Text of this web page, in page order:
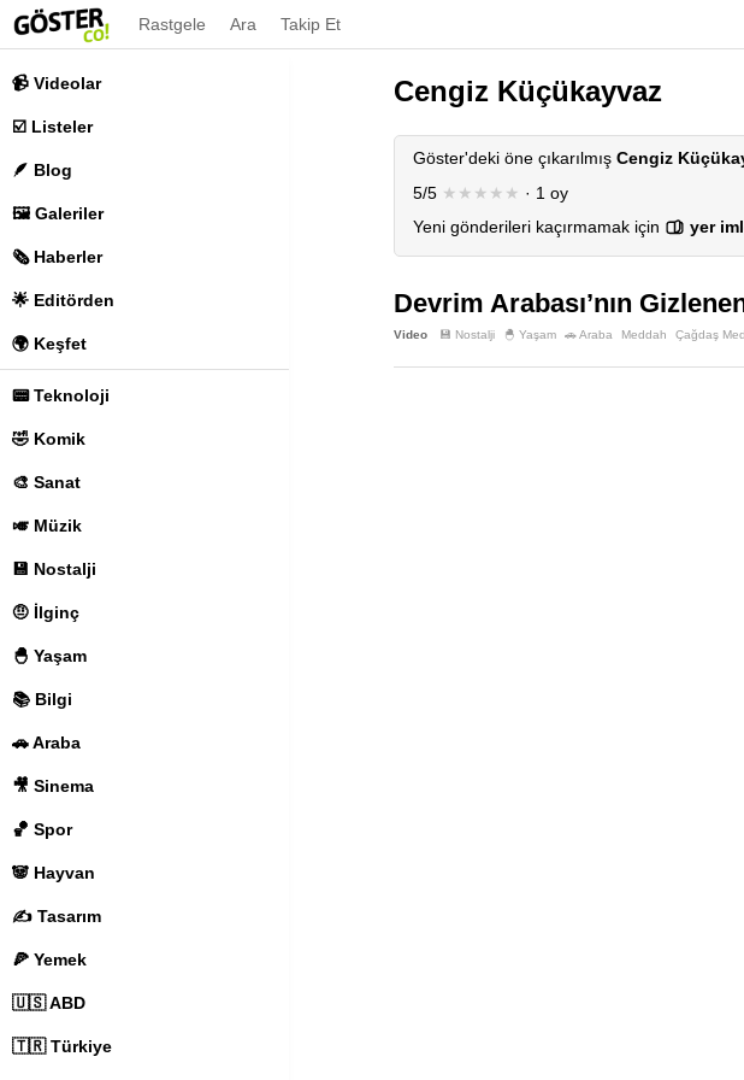
📹 Videolar
☑️ Listeler
🪶 Blog
🖼️ Galeriler
🗞️ Haberler
🌟 Editörden
🌍 Keşfet
📟 Teknoloji
🤣 Komik
🎨 Sanat
🎺 Müzik
💾 Nostalji
🤨 İlginç
🐣 Yaşam
📚 Bilgi
🚗 Araba
🎥 Sinema
🏀 Spor
🐼 Hayvan
✍️ Tasarım
🍕 Yemek
🇺🇸 ABD
🇹🇷 Türkiye
Rastgele Ara Takip Et
Cengiz Küçükayvaz
Göster'deki öne çıkarılmış Cengiz
5/5 ★★★★★ · 1 oy
Yeni gönderileri kaçırmamak için
yer
Devrim Arabası’nın
Video 💾 Nostalji 🐣 Yaşam 🚗 Araba Meddah Çağdaş